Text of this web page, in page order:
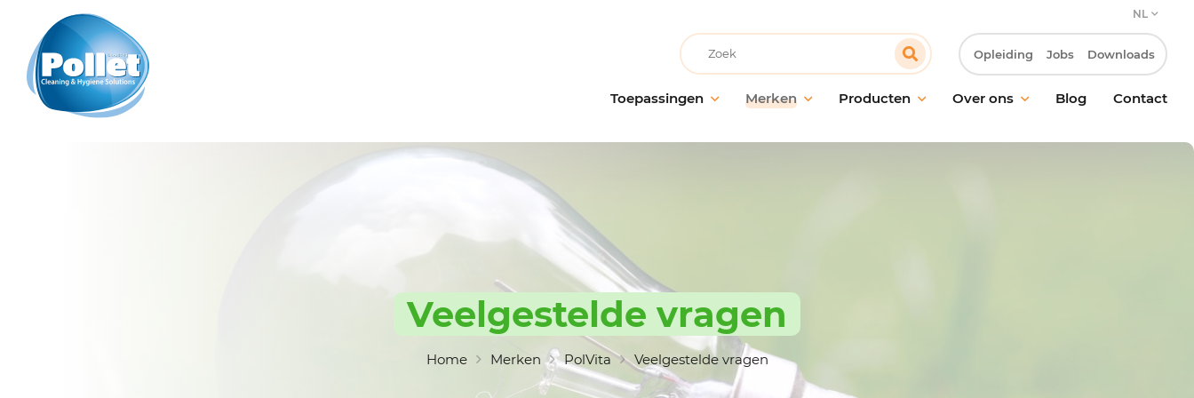
NL
Toepassingen
Facilitair onderhoud
Medische instellingen
Onderwijsinstellingen
Recreatievoorzieningen
Grootwarenhuizen
Keuken en voedselbereiding
Non-food industrie
Voedingsindustrie
Merken
AllerClean
PolTech
EchoClean
Caps
Vikan
Producten
Onderhoud van vloeren
Handhygiëne
Schoonmaakmateriaal en
toebehoren
Over ons
Onze verbintenis
Blog Contact
Recherche Opleiding Jobs Downloads
Veelgestelde vragen
Home Merken PolVita Veelgestelde vragen